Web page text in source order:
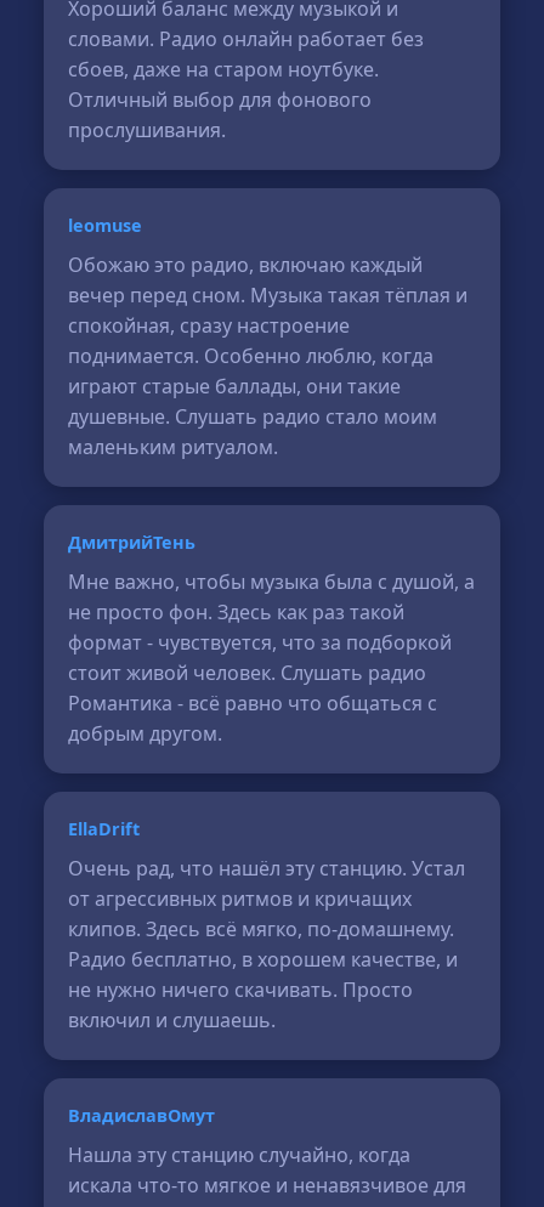
Хороший баланс между музыкой и
словами. Радио онлайн работает без
сбоев, даже на старом ноутбуке.
Отличный выбор для фонового
прослушивания.
leomuse
Обожаю это радио, включаю каждый
вечер перед сном. Музыка такая тёплая и
спокойная, сразу настроение
поднимается. Особенно люблю, когда
играют старые баллады, они такие
душевные. Слушать радио стало моим
маленьким ритуалом.
ДмитрийТень
Мне важно, чтобы музыка была с душой, а
не просто фон. Здесь как раз такой
формат - чувствуется, что за подборкой
стоит живой человек. Слушать радио
Романтика - всё равно что общаться с
добрым другом.
EllaDrift
Очень рад, что нашёл эту станцию. Устал
от агрессивных ритмов и кричащих
клипов. Здесь всё мягко, по-домашнему.
Радио бесплатно, в хорошем качестве, и
не нужно ничего скачивать. Просто
включил и слушаешь.
ВладиславОмут
Нашла эту станцию случайно, когда
искала что-то мягкое и ненавязчивое для